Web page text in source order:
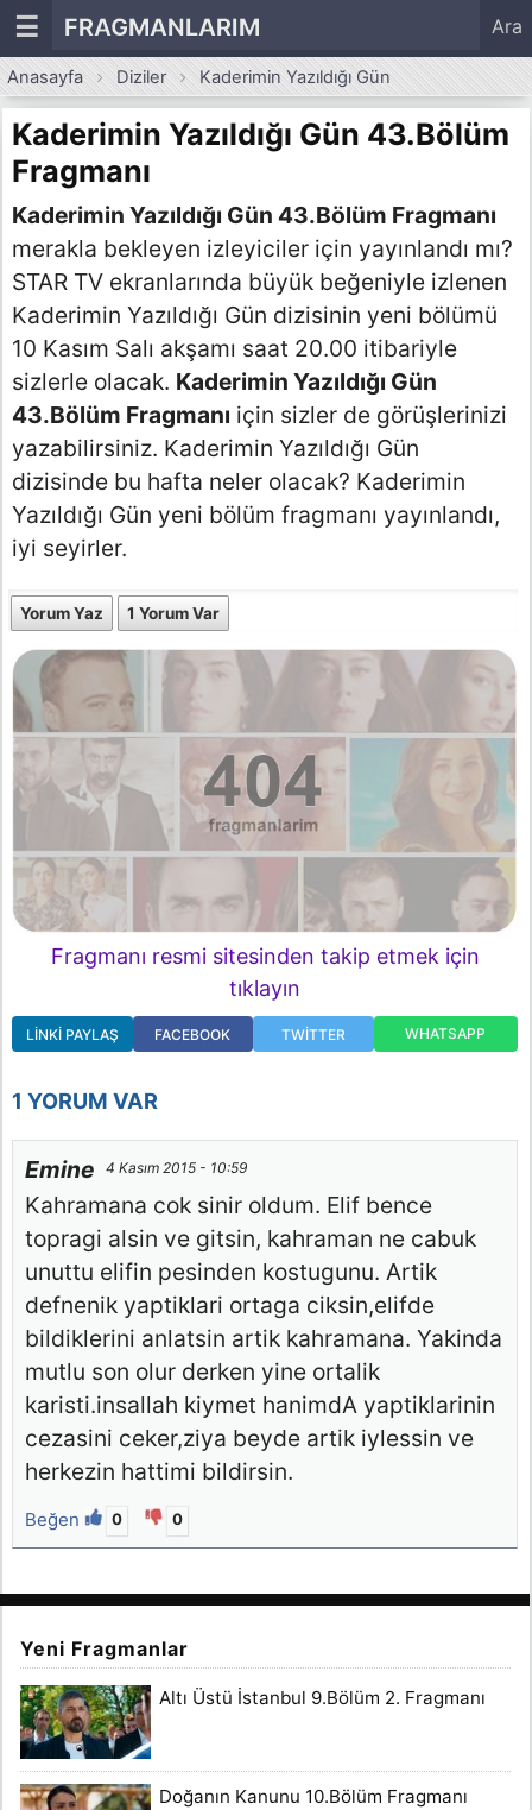
☰ FRAGMANLARIM Ara
Anasayfa Diziler Kaderimin Yazıldığı Gün
Kaderimin Yazıldığı Gün 43.Bölüm
Fragmanı
Kaderimin Yazıldığı Gün 43.Bölüm Fragmanı
merakla bekleyen izleyiciler için yayınlandı mı?
STAR TV ekranlarında büyük beğeniyle izlenen
Kaderimin Yazıldığı Gün dizisinin yeni bölümü
10 Kasım Salı akşamı saat 20.00 itibariyle
sizlerle olacak. Kaderimin Yazıldığı Gün
43.Bölüm Fragmanı için sizler de görüşlerinizi
yazabilirsiniz. Kaderimin Yazıldığı Gün
dizisinde bu hafta neler olacak? Kaderimin
Yazıldığı Gün yeni bölüm fragmanı yayınlandı,
iyi seyirler.
Yorum Yaz 1 Yorum Var
Fragmanı resmi sitesinden takip etmek için
tıklayın
LINKI PAYLAŞ FACEBOOK TWITTER WHATSAPP
1 YORUM VAR
Emine 4 Kasım 2015 - 10:59
Kahramana cok sinir oldum. Elif bence
topragi alsin ve gitsin, kahraman ne cabuk
unuttu elifin pesinden kostugunu. Artik
defnenik yaptiklari ortaga ciksin,elifde
bildiklerini anlatsin artik kahramana. Yakinda
mutlu son olur derken yine ortalik
karisti.insallah kiymet hanimdA yaptiklarinin
cezasini ceker,ziya beyde artik iylessin ve
herkezin hattimi bildirsin.
Beğen 0 0
Yeni Fragmanlar
Altı Üstü İstanbul 9.Bölüm 2. Fragmanı
Doğanın Kanunu 10.Bölüm Fragmanı